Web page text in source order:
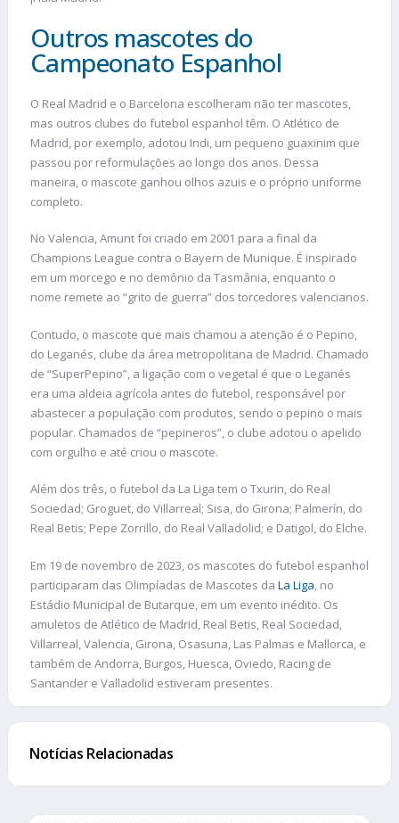
Outros mascotes do
Campeonato Espanhol
O Real Madrid e o Barcelona escolheram não ter mascotes,
mas outros clubes do futebol espanhol têm. O Atlético de
Madrid, por exemplo, adotou Indi, um pequeno guaxinim que
passou por reformulações ao longo dos anos. Dessa
maneira, o mascote ganhou olhos azuis e o próprio uniforme
completo.
No Valencia, Amunt foi criado em 2001 para a final da
Champions League contra o Bayern de Munique. É inspirado
em um morcego e no demônio da Tasmânia, enquanto o
nome remete ao “grito de guerra” dos torcedores valencianos.
Contudo, o mascote que mais chamou a atenção é o Pepino,
do Leganés, clube da área metropolitana de Madrid. Chamado
de “SuperPepino”, a ligação com o vegetal é que o Leganés
era uma aldeia agrícola antes do futebol, responsável por
abastecer a população com produtos, sendo o pepino o mais
popular. Chamados de “pepineros”, o clube adotou o apelido
com orgulho e até criou o mascote.
Além dos três, o futebol da La Liga tem o Txurin, do Real
Sociedad; Groguet, do Villarreal; Sisa, do Girona; Palmerín, do
Real Betis; Pepe Zorrillo, do Real Valladolid; e Datigol, do Elche.
Em 19 de novembro de 2023, os mascotes do futebol espanhol
participaram das Olimpíadas de Mascotes da La Liga, no
Estádio Municipal de Butarque, em um evento inédito. Os
amuletos de Atlético de Madrid, Real Betis, Real Sociedad,
Villarreal, Valencia, Girona, Osasuna, Las Palmas e Mallorca, e
também de Andorra, Burgos, Huesca, Oviedo, Racing de
Santander e Valladolid estiveram presentes.
Notícias Relacionadas